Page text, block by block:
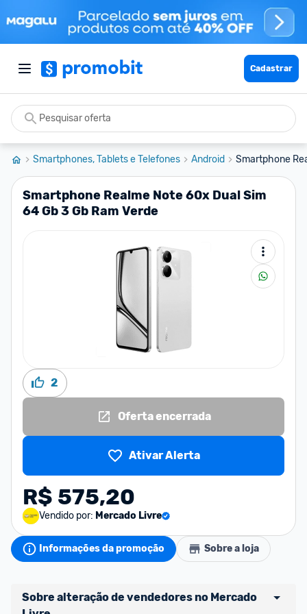
Cadastrar
Smartphones, Tablets e Telefones Android Smartphone
Smartphone Realme Note 60x Dual Sim
64 Gb 3 Gb Ram Verde
2
Oferta encerrada
Ativar Alerta
R$ 575,20
Vendido por: Mercado Livre
Informações da promoção Sobre a loja
Sobre alteração de vendedores no Mercado